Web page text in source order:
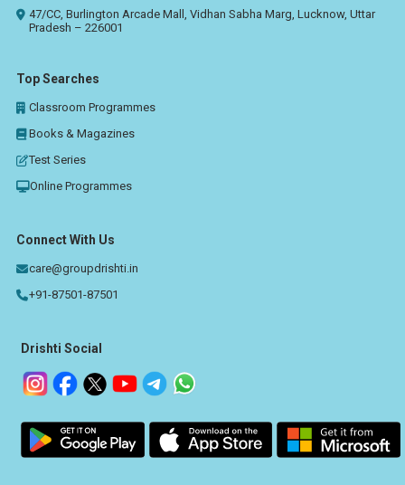
47/CC, Burlington Arcade Mall, Vidhan Sabha Marg, Lucknow, Uttar
Pradesh – 226001
Top Searches
Classroom Programmes
Books & Magazines
Test Series
Online Programmes
Connect With Us
care@groupdrishti.in
+91-87501-87501
Drishti Social